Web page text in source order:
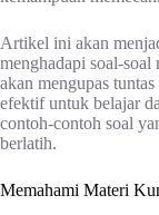
Artikel ini akan
menghadapi soal-soal
akan mengupas
efektif untuk belajar
contoh-contoh soal
berlatih.
Memahami Materi